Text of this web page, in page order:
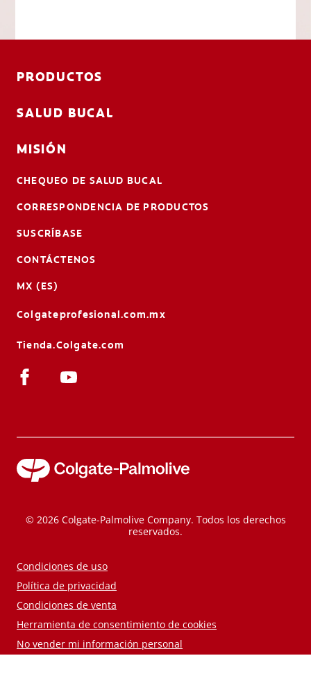
PRODUCTOS
SALUD BUCAL
MISIÓN
CHEQUEO DE SALUD BUCAL
CORRESPONDENCIA DE PRODUCTOS
SUSCRÍBASE
CONTÁCTENOS
MX (ES)
Colgateprofesional.com.mx
Tienda.Colgate.com
© 2026 Colgate-Palmolive Company. Todos los derechos
reservados.
Condiciones de uso
Política de privacidad
Condiciones de venta
Herramienta de consentimiento de cookies
No vender mi información personal